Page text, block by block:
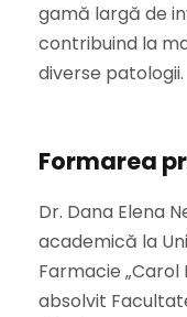
gamă largă de
contribuind la
diverse patologii.
Formarea
Dr. Dana Elena
academică la
Farmacie „Carol
absolvit